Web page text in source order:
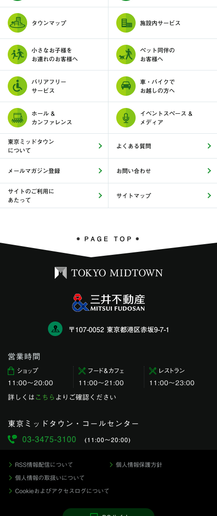
タウンマップ 施設内サービス
小さなお子様を
お連れのお客様へ
ペット同伴の
お客様へ
バリアフリー
サービス
車・バイクで
お越しの方へ
ホール &
カンファレンス
イベントスペース &
メディア
東京ミッドタウン
について
よくある質問
メールマガジン登録 お問い合わせ
サイトのご利用に
あたって
サイトマップ
PAGE TOP
〒107-0052 東京都港区赤坂9-7-1
営業時間
ショップ
11:00〜20:00
フード＆カフェ
11:00～21:00
レストラン
11:00〜23:00
詳しくは こちら よりご確認ください
東京ミッドタウン・コールセンター
03-3475-3100
(11:00〜20:00)
RSS情報配信について 個人情報保護方針
個人情報の取扱いについて
Cookieおよびアクセスログについて